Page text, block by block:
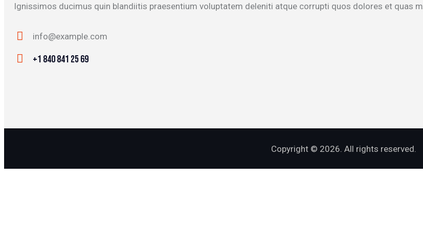
Ignissimos ducimus quin blandiitis praesentium voluptatem deleniti atque corrupti quos dolores et quas
mail:
info@example.com
+1 840 841 25 69
Copyright © 2026. All rights reserved.